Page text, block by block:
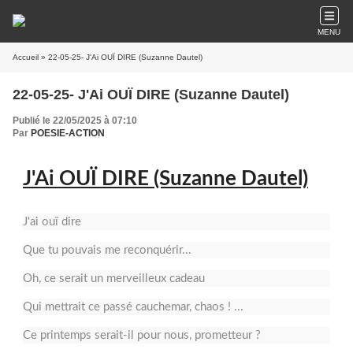
MENU
Accueil » 22-05-25- J'Ai OUÏ DIRE (Suzanne Dautel)
22-05-25- J'Ai OUÏ DIRE (Suzanne Dautel)
Publié le 22/05/2025 à 07:10
Par POESIE-ACTION
J'Ai OUÏ DIRE (Suzanne Dautel)
J'ai ouï dire
Que tu pouvais me reconquérir...
Oh, ce serait un merveilleux cadeau
Qui mettrait ce passé cauchemar, chaos ! ...
Ce printemps serait-il pour nous, prometteur ?